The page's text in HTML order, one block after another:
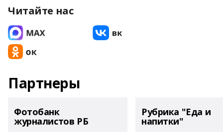
Читайте нас
Партнеры
Фотобанк
журналистов РБ
Рубрика "Еда и
напитки"